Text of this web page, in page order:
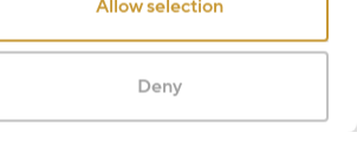
Allow selection
Deny